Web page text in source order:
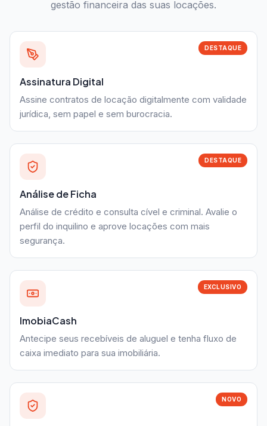
gestão financeira das suas locações.
DESTAQUE
Assinatura Digital
Assine contratos de locação digitalmente com validade
jurídica, sem papel e sem burocracia.
DESTAQUE
Análise de Ficha
Análise de crédito e consulta cível e criminal. Avalie o
perfil do inquilino e aprove locações com mais
segurança.
EXCLUSIVO
ImobiaCash
Antecipe seus recebíveis de aluguel e tenha fluxo de
caixa imediato para sua imobiliária.
NOVO